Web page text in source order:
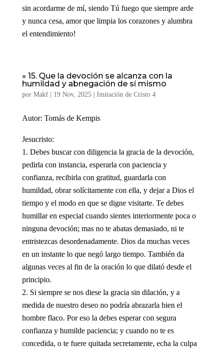
sin acordarme de mí, siendo Tú fuego que siempre arde
y nunca cesa, amor que limpia los corazones y alumbra
el entendimiento!
» 15. Que la devoción se alcanza con la
humildad y abnegación de sí mismo
por Makf| 19 Nov, 2025| Imitación de Cristo 4
Autor: Tomás de Kempis
Jesucristo:
Debes buscar con diligencia la gracia de la devoción,
pedirla con instancia, esperarla con paciencia y
confianza, recibirla con gratitud, guardarla con
humildad, obrar solícitamente con ella, y dejar a Dios el
tiempo y el modo en que se digne visitarte. Te debes
humillar en especial cuando sientes interiormente poca o
ninguna devoción; mas no te abatas demasiado, ni te
entristezcas desordenadamente. Dios da muchas veces
en un instante lo que negó largo tiempo. También da
algunas veces al fin de la oración lo que dilató desde el
principio.
Si siempre se nos diese la gracia sin dilación, y a
medida de nuestro deseo no podría abrazarla bien el
hombre flaco. Por eso la debes esperar con segura
confianza y humilde paciencia; y cuando no te es
concedida, o te fuere quitada secretamente, echa la culpa